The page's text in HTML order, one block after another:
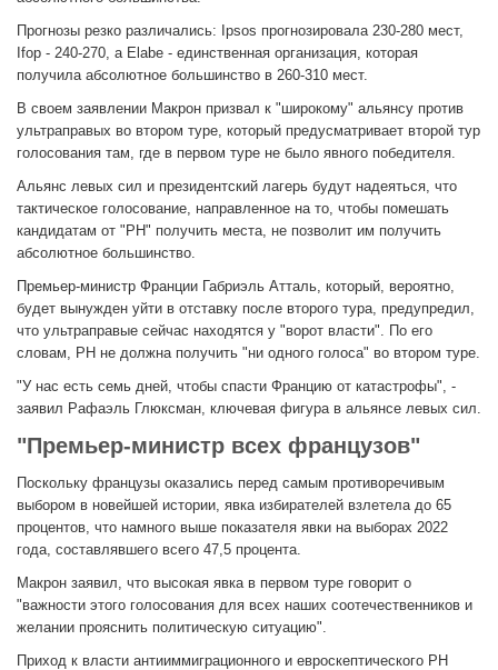
Прогнозы резко различались: Ipsos прогнозировала 230-280 мест,
Ifop - 240-270, а Elabe - единственная организация, которая
получила абсолютное большинство в 260-310 мест.
В своем заявлении Макрон призвал к "широкому" альянсу против
ультраправых во втором туре, который предусматривает второй тур
голосования там, где в первом туре не было явного победителя.
Альянс левых сил и президентский лагерь будут надеяться, что
тактическое голосование, направленное на то, чтобы помешать
кандидатам от "РН" получить места, не позволит им получить
абсолютное большинство.
Премьер-министр Франции Габриэль Атталь, который, вероятно,
будет вынужден уйти в отставку после второго тура, предупредил,
что ультраправые сейчас находятся у "ворот власти". По его
словам, РН не должна получить "ни одного голоса" во втором туре.
"У нас есть семь дней, чтобы спасти Францию от катастрофы", -
заявил Рафаэль Глюксман, ключевая фигура в альянсе левых сил.
"Премьер-министр всех французов"
Поскольку французы оказались перед самым противоречивым
выбором в новейшей истории, явка избирателей взлетела до 65
процентов, что намного выше показателя явки на выборах 2022
года, составлявшего всего 47,5 процента.
Макрон заявил, что высокая явка в первом туре говорит о
"важности этого голосования для всех наших соотечественников и
желании прояснить политическую ситуацию".
Приход к власти антииммиграционного и евроскептического РН